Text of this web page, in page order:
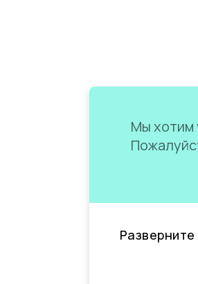
Мы хотим